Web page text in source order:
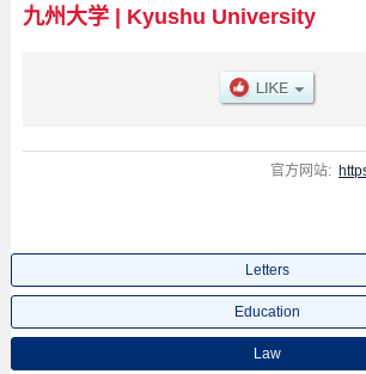
部、Pharmaceutical Sciences 学部、Engineering 学
Design 学部、International Undergraduate Program
部、Interdisciplinary Science and Innovation 学部等
名额、合格人数等考试信息，以及设施介绍、联系方
九州大学| Kyushu University
官方网站:
Letters
Education
Law